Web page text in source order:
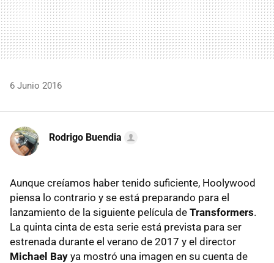
6 Junio 2016
Rodrigo Buendia
Aunque creíamos haber tenido suficiente, Hoolywood
piensa lo contrario y se está preparando para el
lanzamiento de la siguiente película de Transformers.
La quinta cinta de esta serie está prevista para ser
estrenada durante el verano de 2017 y el director
Michael Bay ya mostró una imagen en su cuenta de